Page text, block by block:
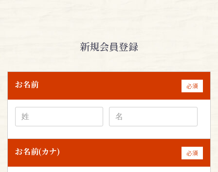
新規会員登録
お名前 必須
お名前(カナ) 必須